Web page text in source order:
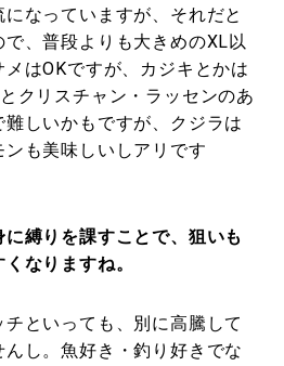
なっていますが、それだと
、普段よりも大きめのXL以
はOKですが、カジキとかは
クリスチャン・ラッセンのあ
しいかもですが、クジラは
も美味しいしアリです
縛りを課すことで、狙いも
なりますね。
といっても、別に高騰して
し。魚好き・釣り好きでな